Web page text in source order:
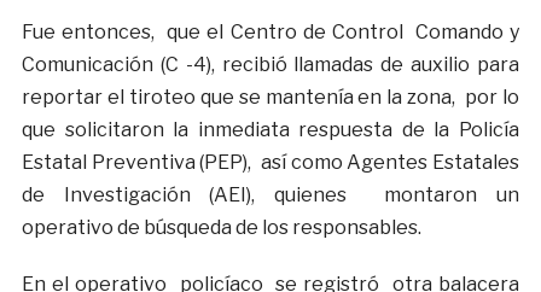
Fue entonces, que el Centro de Control Comando y
Comunicación (C -4), recibió llamadas de auxilio para
reportar el tiroteo que se mantenía en la zona, por lo
que solicitaron la inmediata respuesta de la Policía
Estatal Preventiva (PEP), así como Agentes Estatales
de Investigación (AEI), quienes montaron un
operativo de búsqueda de los responsables.
En el operativo policíaco se registró otra balacera